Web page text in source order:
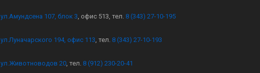
ул.Амундсена 107, блок 3 , офис 513, тел. 8 (343) 27-10-195
ул.Луначарского 194, офис 113 , тел. 8 (343) 27-10-193
ул.Животноводов 20 , тел. 8 (912) 230-20-41